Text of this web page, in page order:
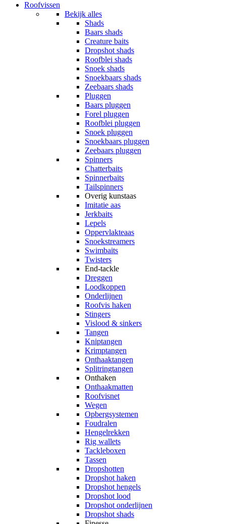
Roofvissen
Bekijk alles
Shads
Baars shads
Creature baits
Dropshot shads
Roofblei shads
Snoek shads
Snoekbaars shads
Zeebaars shads
Pluggen
Baars pluggen
Forel pluggen
Roofblei pluggen
Snoek pluggen
Snoekbaars pluggen
Zeebaars pluggen
Spinners
Chatterbaits
Spinnerbaits
Tailspinners
Overig kunstaas
Imitatie aas
Jerkbaits
Lepels
Oppervlakteaas
Snoekstreamers
Swimbaits
Twisters
End-tackle
Dreggen
Loodkoppen
Onderlijnen
Roofvis haken
Stingers
Vislood & sinkers
Tangen
Kniptangen
Krimptangen
Onthaaktangen
Splitringtangen
Onthaken
Onthaakmatten
Roofvisnet
Wegen
Opbergsystemen
Foudralen
Hengelrekken
Rig wallets
Tackleboxen
Tassen
Dropshotten
Dropshot haken
Dropshot hengels
Dropshot lood
Dropshot onderlijnen
Dropshot shads